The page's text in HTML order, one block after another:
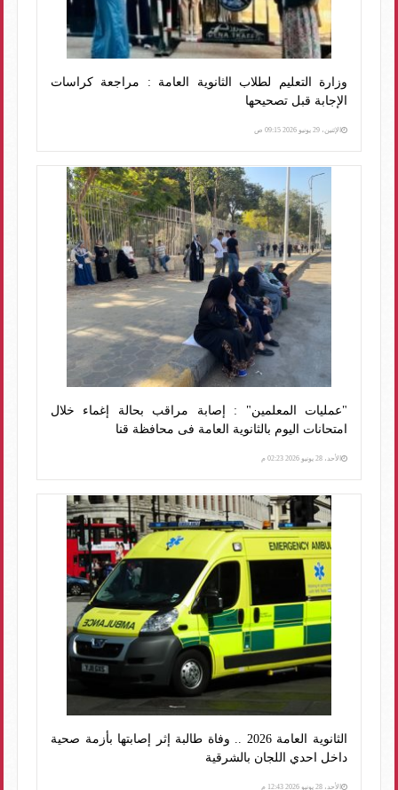
وزارة التعليم لطلاب الثانوية العامة : مراجعة كراسات
الإجابة قبل تصحيحها
الإثنين، 29 يونيو 2026 09:15 ص
"عمليات المعلمين" : إصابة مراقب بحالة إغماء خلال
امتحانات اليوم بالثانوية العامة فى محافظة قنا
الأحد، 28 يونيو 2026 02:23 م
الثانوية العامة 2026 .. وفاة طالبة إثر إصابتها بأزمة صحية
داخل احدي اللجان بالشرقية
الأحد، 28 يونيو 2026 12:43 م